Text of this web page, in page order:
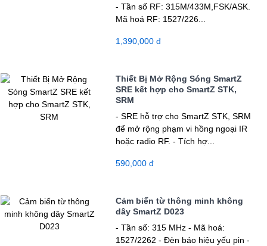
- Tần số RF: 315M/433M,FSK/ASK.
Mã hoá RF: 1527/226...
1,390,000 đ
Thiết Bị Mở Rộng Sóng SmartZ
SRE kết hợp cho SmartZ STK,
SRM
- SRE hỗ trợ cho SmartZ STK, SRM
để mở rộng phạm vi hồng ngoại IR
hoặc radio RF. - Tích hợ...
590,000 đ
Cảm biến từ thông minh không
dây SmartZ D023
- Tần số: 315 MHz - Mã hoá:
1527/2262 - Đèn báo hiệu yếu pin -